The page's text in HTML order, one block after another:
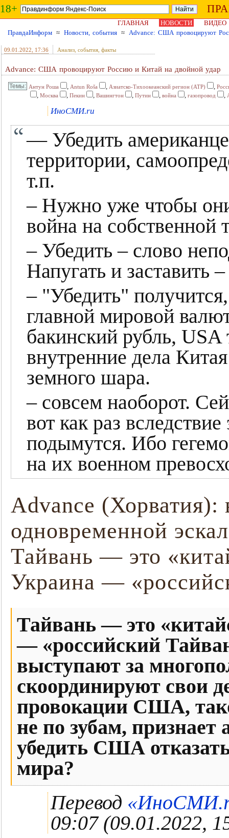
18+
ГЛАВНАЯ НОВОСТИ
ВИДЕО
ПравдаИнформ ≈ Новости, события ≈ Advance: США провоцируют
09.01.2022 , 17:36 Анализ, события, факты
Advance: США провоцируют Россию и Китай на двойной удар
Антун Роша , Antun Roša , Азиатско-Тихоокеанский регион (АТР) ,
, Москва , Пекин , Вашингтон , Путин , война , газопровод ,
ИноСМИ.ru
— Убедить
территории,
т.п.
– Нужно уже чтобы
война на собственной
– Убедить – слово
Напугать и
– "Убедить"
главной мировой
бакинский рубль, USA
внутренние дела
земного шара.
– совсем наоборот.
вот как раз
подымутся. Ибо
на их военном
Advance (Хорватия):
одновременной
Тайвань — это
Украина —
Тайвань — это
— «российский
выступают за
скоординируют свои
провокации США,
не по зубам,
убедить США
мира?
Перевод
09:07 (09.01.2022,